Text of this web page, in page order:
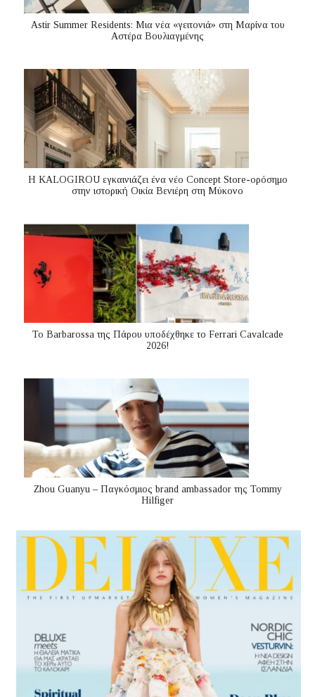
Astir Summer Residents: Μια νέα «γειτονιά» στη Μαρίνα του
Αστέρα Βουλιαγμένης
Η KALOGIROU εγκαινιάζει ένα νέο Concept Store-ορόσημο
στην ιστορική Οικία Βενιέρη στη Μύκονο
Το Barbarossa της Πάρου υποδέχθηκε το Ferrari Cavalcade
2026!
Zhou Guanyu – Παγκόσμιος brand ambassador της Tommy
Hilfiger